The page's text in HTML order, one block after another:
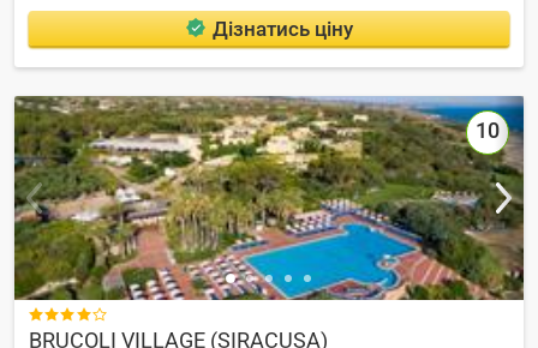
Дізнатись ціну
10

BRUCOLI VILLAGE (SIRACUSA)